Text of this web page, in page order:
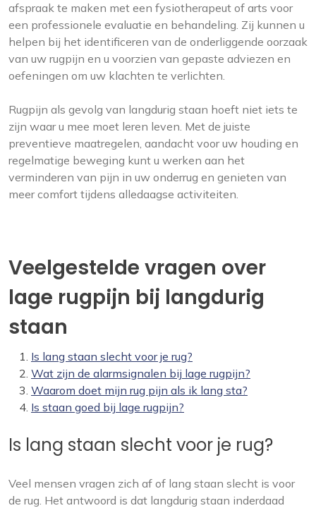
afspraak te maken met een fysiotherapeut of arts voor
een professionele evaluatie en behandeling. Zij kunnen u
helpen bij het identificeren van de onderliggende oorzaak
van uw rugpijn en u voorzien van gepaste adviezen en
oefeningen om uw klachten te verlichten.
Rugpijn als gevolg van langdurig staan hoeft niet iets te
zijn waar u mee moet leren leven. Met de juiste
preventieve maatregelen, aandacht voor uw houding en
regelmatige beweging kunt u werken aan het
verminderen van pijn in uw onderrug en genieten van
meer comfort tijdens alledaagse activiteiten.
Veelgestelde vragen over
lage rugpijn bij langdurig
staan
Is lang staan slecht voor je rug?
Wat zijn de alarmsignalen bij lage rugpijn?
Waarom doet mijn rug pijn als ik lang sta?
Is staan goed bij lage rugpijn?
Is lang staan slecht voor je rug?
Veel mensen vragen zich af of lang staan slecht is voor
de rug. Het antwoord is dat langdurig staan inderdaad